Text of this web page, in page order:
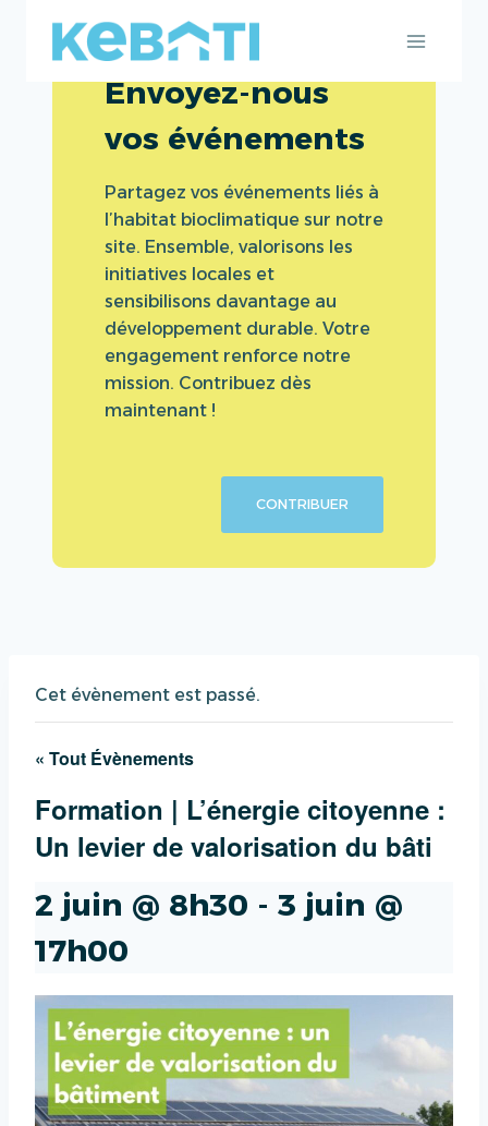
contenu
Envoyez-nous
vos événements
Partagez vos événements liés à
l’habitat bioclimatique sur notre
site. Ensemble, valorisons les
initiatives locales et
sensibilisons davantage au
développement durable. Votre
engagement renforce notre
mission. Contribuez dès
maintenant !
CONTRIBUER
Cet évènement est passé.
« Tout Évènements
Formation | L’énergie citoyenne :
Un levier de valorisation du bâti
2 juin @ 8h30 - 3 juin @
17h00